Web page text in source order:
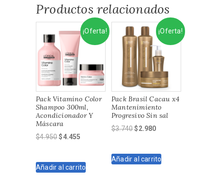
Productos relacionados
¡Oferta!
Pack Vitamino Color
Shampoo 300ml,
Acondicionador Y
Máscara
$4.950El
era:
$4.455
es:
Añadir al carrito
¡Oferta!
Pack Brasil Cacau x4
Mantenimiento
Progresivo Sin sal
$3.740El
era:
$2.980El
es:
Añadir al carrito